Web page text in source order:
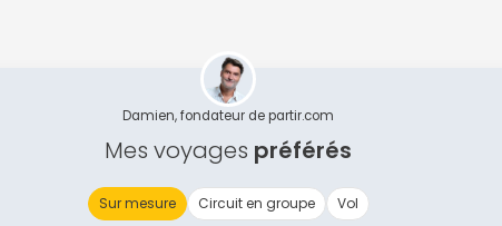
Damien, fondateur de partir.com
Mes voyages préférés
Sur mesure Circuit en groupe Vol
Continuer avec Apple